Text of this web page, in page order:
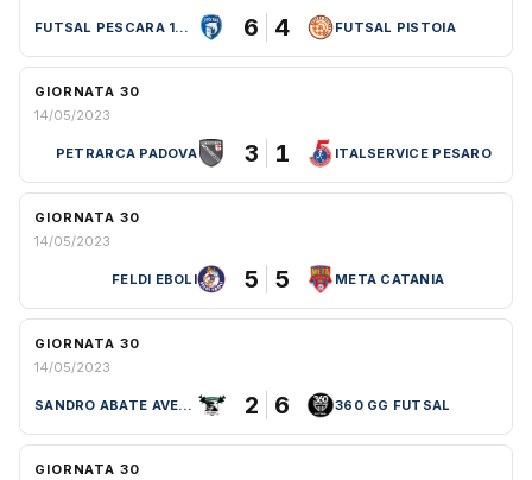
FUTSAL PESCARA 1997 6 4 FUTSAL PISTOIA
GIORNATA 30
14/05/2023
PETRARCA PADOVA 3 1 ITALSERVICE PESARO
GIORNATA 30
14/05/2023
FELDI EBOLI 5 5 META CATANIA
GIORNATA 30
14/05/2023
SANDRO ABATE AVELLINO 2 6 360 GG FUTSAL
GIORNATA 30